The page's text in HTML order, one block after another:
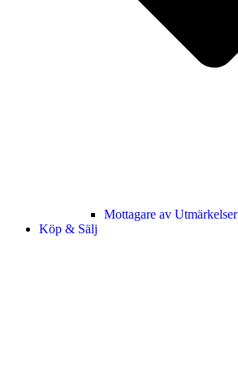
Mottagare av Utmärkelser
Köp & Sälj